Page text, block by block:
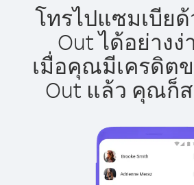
โทรไปแซมเบีย
Out ได้อย่างง่
เมื่อคุณมีเครดิต
Out แล้ว คุณก็